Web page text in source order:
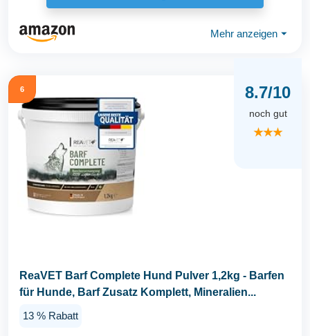
Mehr anzeigen ⏷
6 8.7/10
noch gut
★★★
ReaVET Barf Complete Hund Pulver 1,2kg - Barfen
für Hunde, Barf Zusatz Komplett, Mineralien...
13 % Rabatt